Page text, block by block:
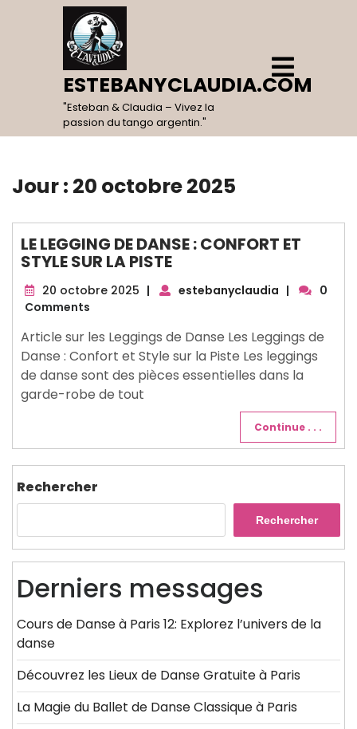
ESTEBANYCLAUDIA.COM
"Esteban & Claudia – Vivez la
passion du tango argentin."
Open
Menu
Jour : 20 octobre 2025
LE LEGGING DE DANSE : CONFORT ET
STYLE SUR LA PISTE
20 octobre 2025 20
| estebanyclaudia |
0
Comments
Article sur les Leggings de Danse Les Leggings de
Danse : Confort et Style sur la Piste Les leggings
de danse sont des pièces essentielles dans la
garde-robe de tout
Continue . . .
Rechercher
Rechercher
Derniers messages
Cours de Danse à Paris 12: Explorez l’univers de la
danse
Découvrez les Lieux de Danse Gratuite à Paris
La Magie du Ballet de Danse Classique à Paris